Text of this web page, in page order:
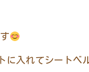
に入れてシートベ